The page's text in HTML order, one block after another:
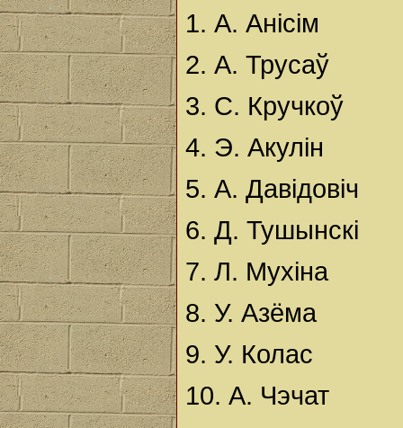
1. А. Анісім
2. А. Трусаў
3. С. Кручкоў
4. Э. Акулін
5. А. Давідовіч
6. Д. Тушынскі
7. Л. Мухіна
8. У. Азёма
9. У. Колас
10. А. Чэчат